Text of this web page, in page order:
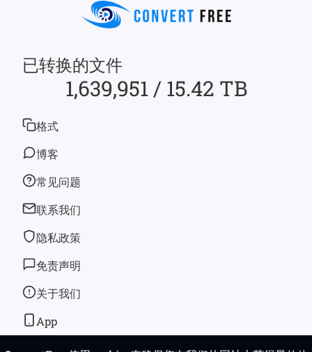
已转换的文件
1,639,951 / 15.42 TB
格式
博客
常见问题
联系我们
隐私政策
免责声明
关于我们
App